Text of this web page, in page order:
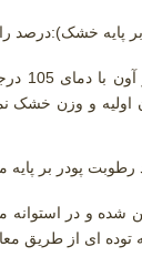
برای
توده ای از طریق